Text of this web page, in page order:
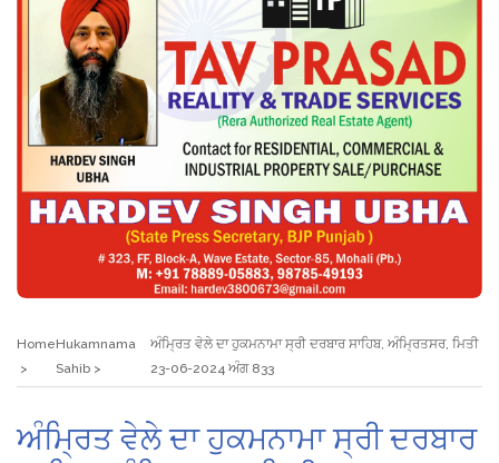
HomeHukamnama
Sahib
ਅੰਮ੍ਰਿਤ ਵੇਲੇ ਦਾ ਹੁਕਮਨਾਮਾ ਸ੍ਰੀ ਦਰਬਾਰ ਸਾਹਿਬ, ਅੰਮ੍ਰਿਤਸਰ, ਮਿਤੀ
23-06-2024 ਅੰਗ 833
ਅੰਮ੍ਰਿਤ ਵੇਲੇ ਦਾ ਹੁਕਮਨਾਮਾ ਸ੍ਰੀ ਦਰਬਾਰ